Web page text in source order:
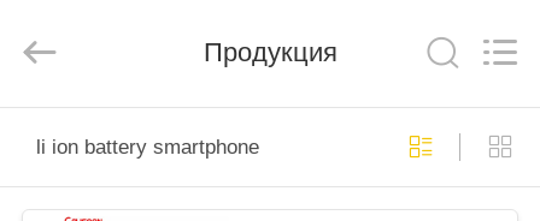
СТРАНИЦА
Electronics
Продукция
li ion battery smartphone